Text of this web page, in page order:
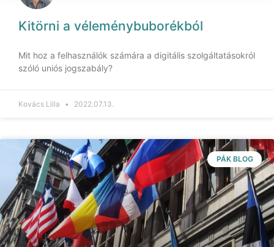
Kitörni a véleménybuborékból
Mit hoz a felhasználók számára a digitális szolgáltatásokról
szóló uniós jogszabály?
Kovács Lilla 2022.07.13.
PÁK BLOG